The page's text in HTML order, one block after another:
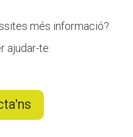
més informació?
ajudar-te.